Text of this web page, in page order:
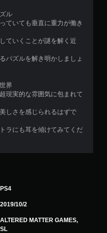
ル
ていても垂直に重力が働き
ていくことが謎を解く近
パズルを解き明かしましょ
界
現実的な雰囲気に包まれて
しさを感じられるはずで
ラにも耳を傾けてみてくだ
PS4
2019/10/2
ALTERED MATTER GAMES,
SL